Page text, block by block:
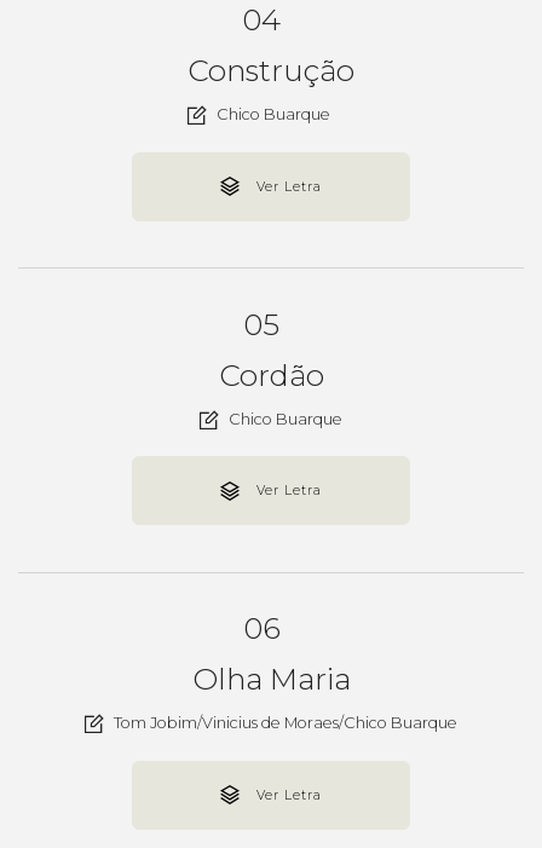
04
Construção
Chico Buarque
Ver Letra
05
Cordão
Chico Buarque
Ver Letra
06
Olha Maria
Tom Jobim/Vinicius de Moraes/Chico Buarque
Ver Letra